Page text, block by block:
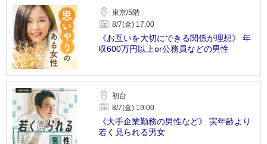
東京/5階
8/7(金) 17:00
《お互いを大切にできる関係が理想》 年
収600万円以上or公務員などの男性
初台
8/7(金) 19:00
《大手企業勤務の男性など》 実年齢より
若く見られる男女